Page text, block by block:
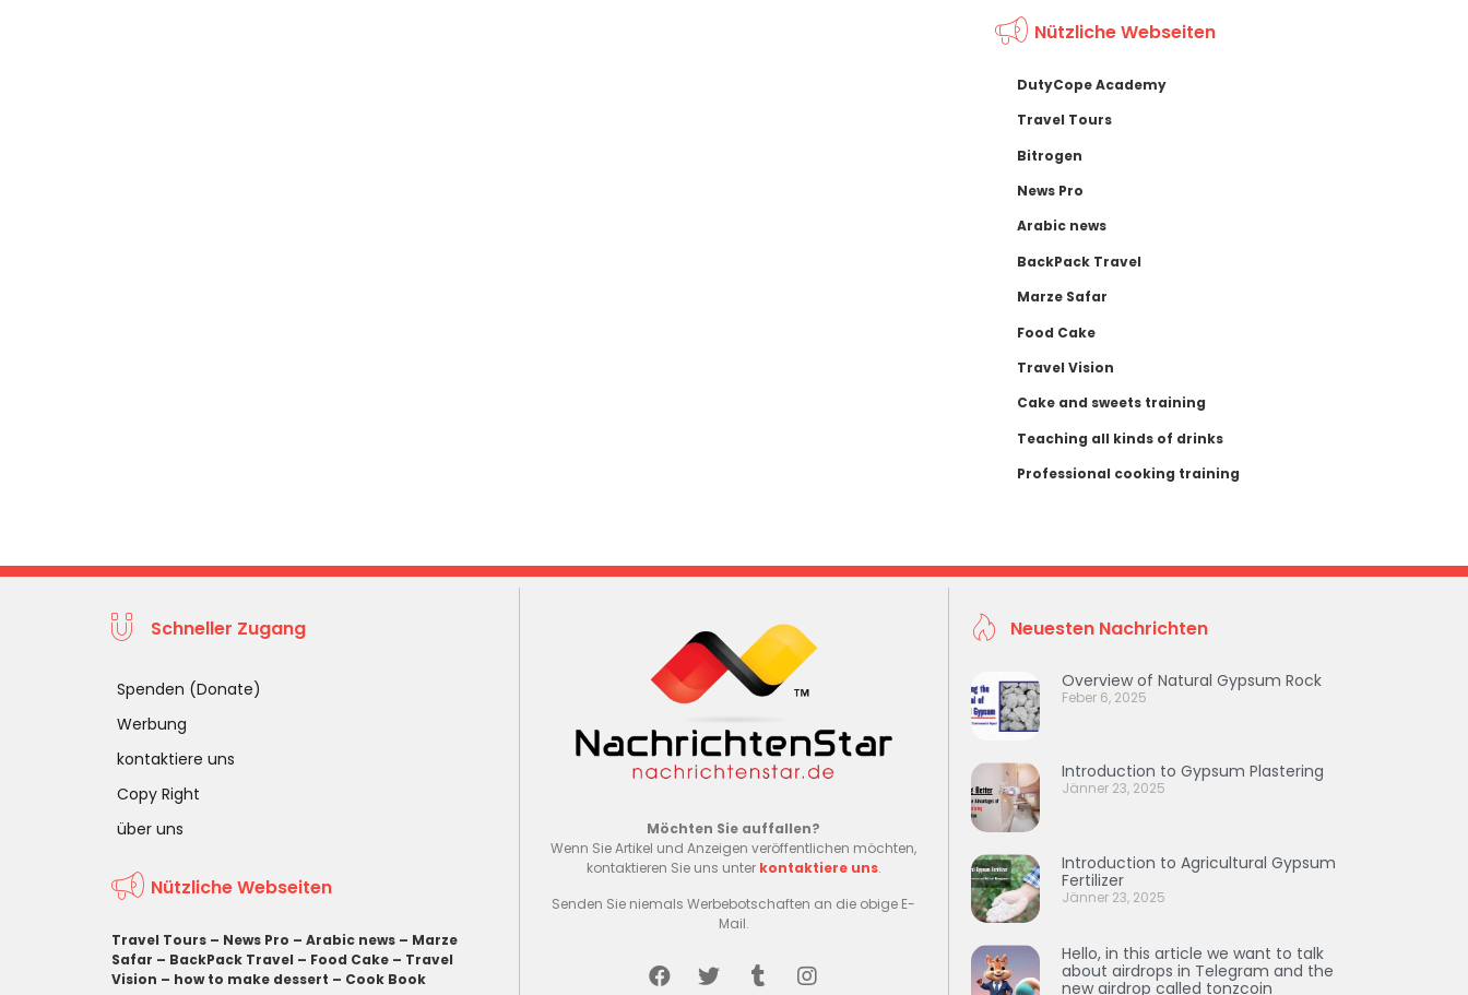
Nützliche Webseiten
DutyCope Academy
Travel Tours
Bitrogen
News Pro
Arabic news
BackPack Travel
Marze Safar
Food Cake
Travel Vision
Cake and sweets training
Teaching all kinds of drinks
Professional cooking training
Schneller Zugang
Spenden (Donate)
Werbung
kontaktiere uns
Copy Right
über uns
Nützliche Webseiten
Travel Tours – News Pro – Arabic news – Marze
Safar – BackPack Travel – Food Cake – Travel
Vision – how to make dessert – Cook Book
Möchten Sie auffallen?
Wenn Sie Artikel und Anzeigen veröffentlichen möchten,
kontaktieren Sie uns unter kontaktiere uns.
Senden Sie niemals Werbebotschaften an die obige E-
Mail.
Neuesten Nachrichten
Overview of Natural Gypsum Rock
Feber 6, 2025
Introduction to Gypsum Plastering
Jänner 23, 2025
Introduction to Agricultural Gypsum
Fertilizer
Jänner 23, 2025
Hello, in this article we want to talk
about airdrops in Telegram and the
new airdrop called tonzcoin